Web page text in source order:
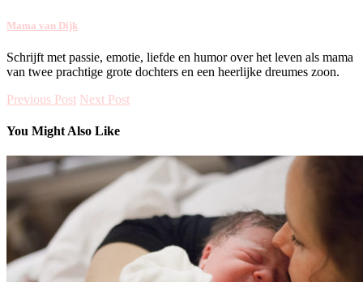
Mama van Dijk
Schrijft met passie, emotie, liefde en humor over het leven als mama
van twee prachtige grote dochters en een heerlijke dreumes zoon.
Previous Post Next Post
You Might Also Like